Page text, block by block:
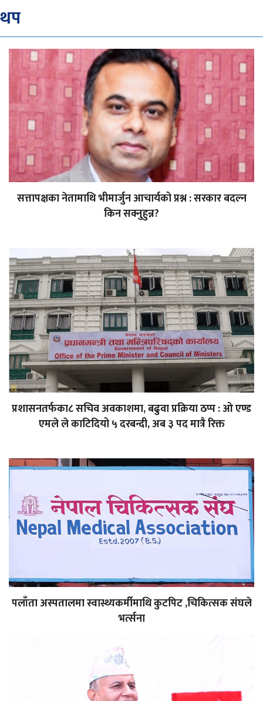
थप
सत्तापक्षका नेतामाथि भीमार्जुन आचार्यको प्रश्न : सरकार बदल्न
किन सक्नुहुन्न?
प्रशासनतर्फका८ सचिव अवकाशमा, बढुवा प्रक्रिया ठप्प : ओ एण्ड
एमले ले काटिदियो ५ दरबन्दी, अब ३ पद मात्रै रिक्त
पलाँता अस्पतालमा स्वास्थ्यकर्मीमाथि कुटपिट ,चिकित्सक संघले
भर्त्सना